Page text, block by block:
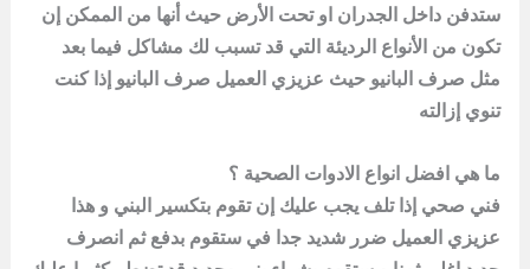
ستدفن داخل الجدران او تحت الأرض حيث أنها من الممكن إن
تكون من الأنواع الرديئة التي قد تسبب لك مشاكل فيما بعد
مثل صرف البانيو حيث عزيزي العميل صرف البانيو إذا كنت
تنوي إزالته
ما هي افضل انواع الادوات الصحية ؟
فني صحي إذا تلف يجب عليك إن تقوم بتكسير البني و هذا
عزيزي العميل ضرر شديد جدا في ستقوم بدفع ثم انصرف